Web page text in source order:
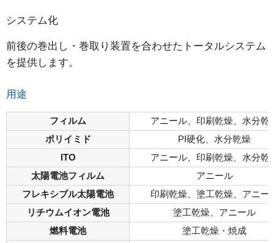
システム化
前後の巻出し・巻取り装置を合わせたトータルシステム
を提供します。
用途
フィルム
アニール、印刷乾燥、水分乾
ポリイミド
PI硬化、水分乾燥
ITO
アニール、印刷乾燥、水分乾
太陽電池フィルム
アニール
フレキシブル太陽電池
印刷乾燥、塗工乾燥、アニー
リチウムイオン電池
塗工乾燥、アニール
燃料電池
塗工乾燥・焼成